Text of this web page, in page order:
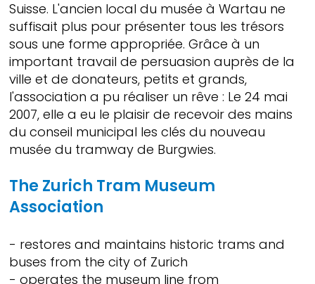
Suisse. L'ancien local du musée à Wartau ne
suffisait plus pour présenter tous les trésors
sous une forme appropriée. Grâce à un
important travail de persuasion auprès de la
ville et de donateurs, petits et grands,
l'association a pu réaliser un rêve : Le 24 mai
2007, elle a eu le plaisir de recevoir des mains
du conseil municipal les clés du nouveau
musée du tramway de Burgwies.
The Zurich Tram Museum
Association
- restores and maintains historic trams and
buses from the city of Zurich
- operates the museum line from